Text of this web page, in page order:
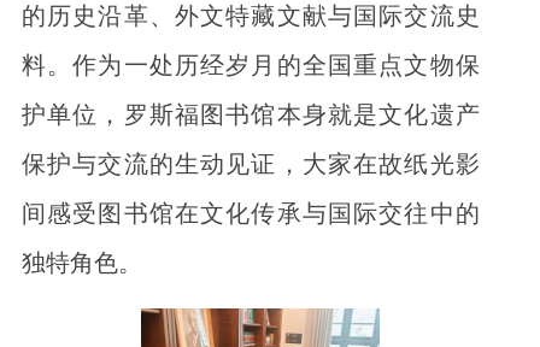
的历史沿革、外文特藏文献与国际交流史
料。作为一处历经岁月的全国重点文物保
护单位，罗斯福图书馆本身就是文化遗产
保护与交流的生动见证，大家在故纸光影
间感受图书馆在文化传承与国际交往中的
独特角色。